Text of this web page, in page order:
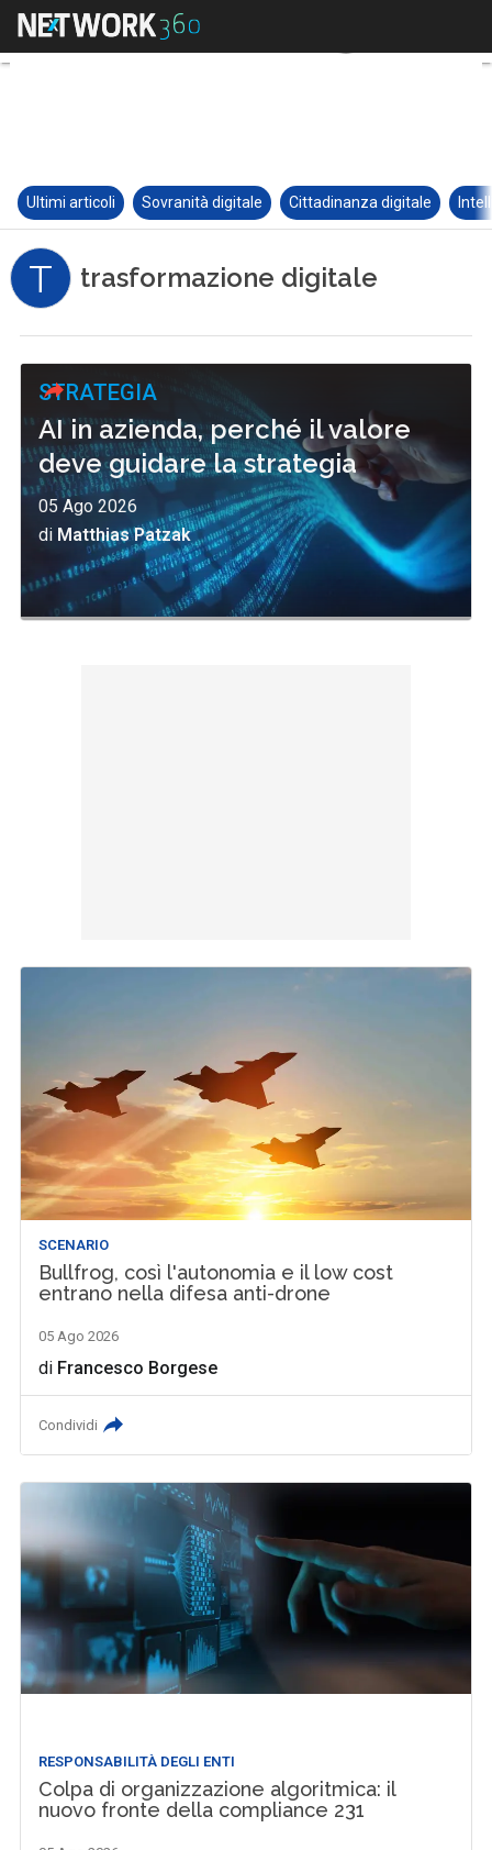
Ultimi articoli Sovranità digitale Cittadinanza digitale
T trasformazione digitale
STRATEGIA
AI in azienda, perché il valore
deve guidare la strategia
05 Ago 2026
di Matthias Patzak
SCENARIO
Bullfrog, così l'autonomia e il low cost
entrano nella difesa anti-drone
05 Ago 2026
di Francesco Borgese
Condividi
RESPONSABILITÀ DEGLI ENTI
Colpa di organizzazione algoritmica: il
nuovo fronte della compliance 231